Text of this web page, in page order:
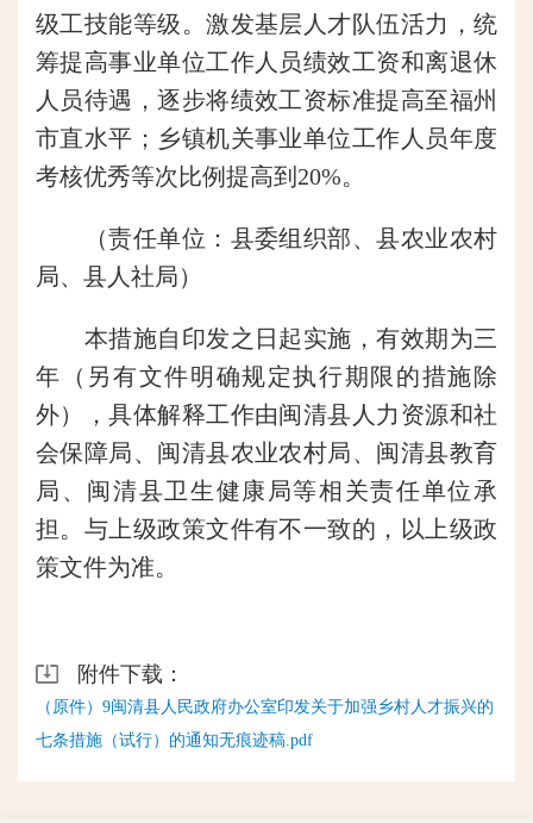
级工技能等级。激发基层人才队伍活力，统
筹提高事业单位工作人员绩效工资和离退休
人员待遇，逐步将绩效工资标准提高至福州
市直水平；乡镇机关事业单位工作人员年度
考核优秀等次比例提高到20%。
（责任单位：县委组织部、县农业农村
局、县人社局）
本措施自印发之日起实施，有效期为三
年（另有文件明确规定执行期限的措施除
外），具体解释工作由闽清县人力资源和社
会保障局、闽清县农业农村局、闽清县教育
局、闽清县卫生健康局等相关责任单位承
担。与上级政策文件有不一致的，以上级政
策文件为准。
附件下载：
（原件）9闽清县人民政府办公室印发关于加强乡村人才振兴的
七条措施（试行）的通知无痕迹稿.pdf